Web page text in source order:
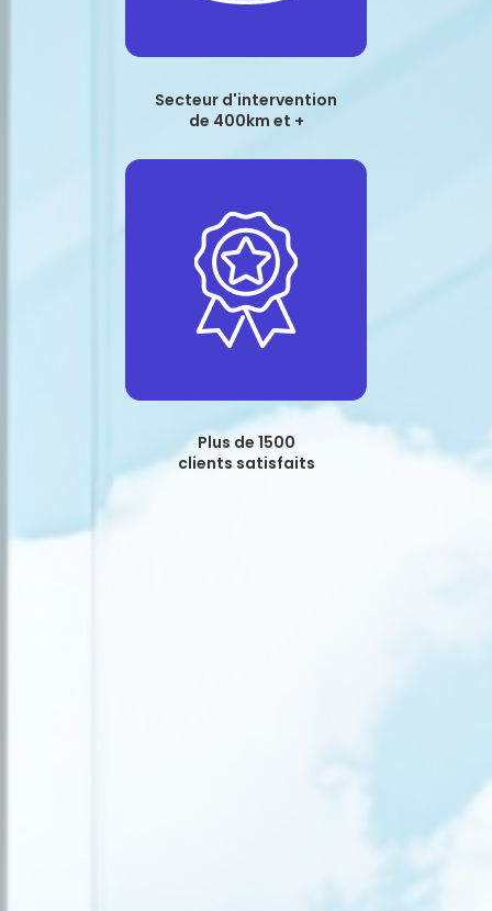
Secteur d'intervention
de 400km et +
Plus de 1500
clients satisfaits